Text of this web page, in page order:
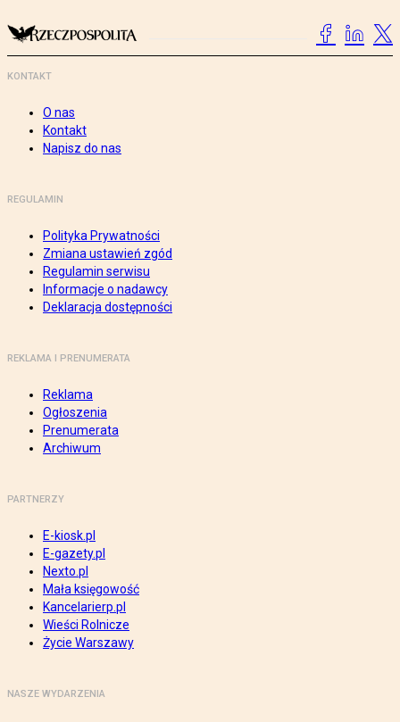
KONTAKT
O nas
Kontakt
Napisz do nas
REGULAMIN
Polityka Prywatności
Zmiana ustawień zgód
Regulamin serwisu
Informacje o nadawcy
Deklaracja dostępności
REKLAMA I PRENUMERATA
Reklama
Ogłoszenia
Prenumerata
Archiwum
PARTNERZY
E-kiosk.pl
E-gazety.pl
Nexto.pl
Mała księgowość
Kancelarierp.pl
Wieści Rolnicze
Życie Warszawy
NASZE WYDARZENIA